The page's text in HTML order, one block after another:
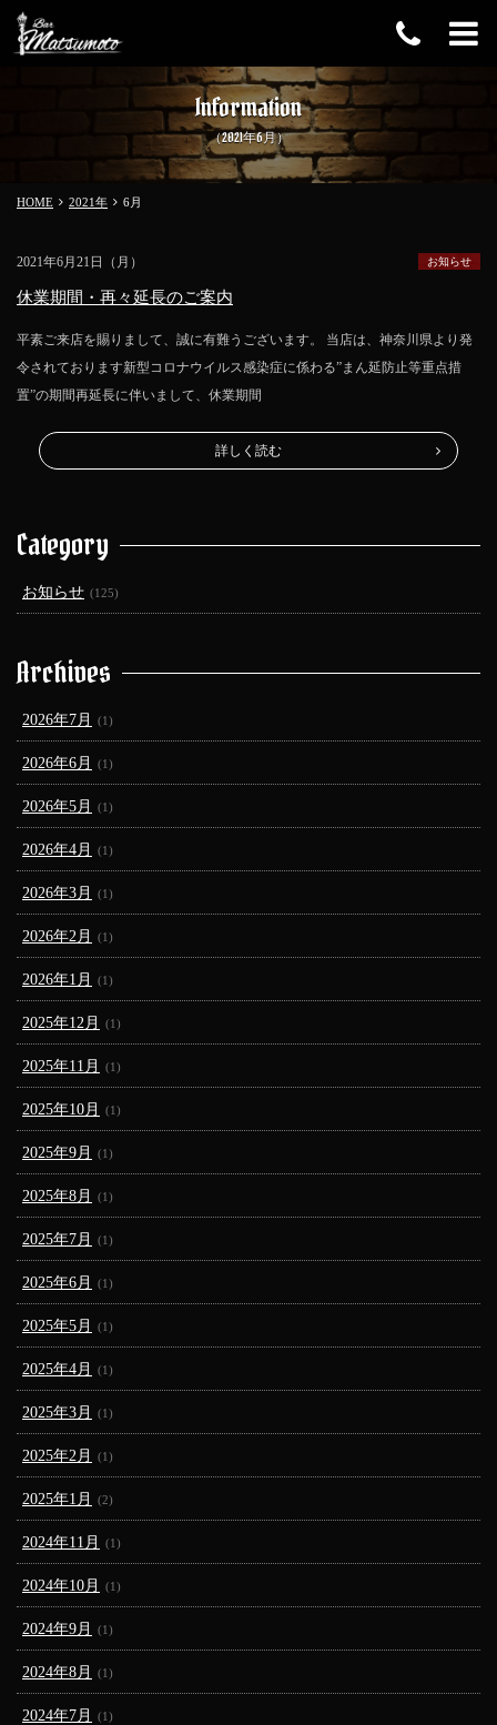
Information
（2021年6月）
HOME 2021年 6月
2021年6月21日（月） お知らせ
休業期間・再々延長のご案内
平素ご来店を賜りまして、誠に有難うございます。 当店は、神奈川県より発
令されております新型コロナウイルス感染症に係わる”まん延防止等重点措
置”の期間再延長に伴いまして、休業期間
詳しく読む
Category
お知らせ (125)
Archives
2026年7月 (1)
2026年6月 (1)
2026年5月 (1)
2026年4月 (1)
2026年3月 (1)
2026年2月 (1)
2026年1月 (1)
2025年12月 (1)
2025年11月 (1)
2025年10月 (1)
2025年9月 (1)
2025年8月 (1)
2025年7月 (1)
2025年6月 (1)
2025年5月 (1)
2025年4月 (1)
2025年3月 (1)
2025年2月 (1)
2025年1月 (2)
2024年11月 (1)
2024年10月 (1)
2024年9月 (1)
2024年8月 (1)
2024年7月 (1)